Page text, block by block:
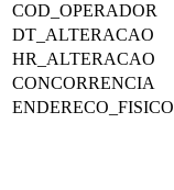
COD_OPERADOR
DT_ALTERACAO
HR_ALTERACAO
CONCORRENCIA
ENDERECO_FISICO